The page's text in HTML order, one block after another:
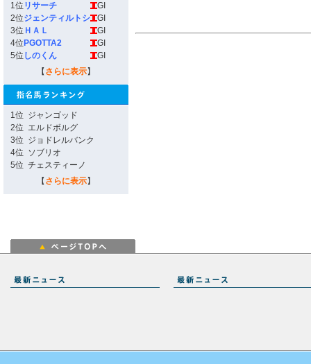
1位 リサーチ
GI
2位ジェンティルトシ
GI
3位 ＨＡＬ
GI
4位 PGOTTA2
GI
5位 しのくん
GI
【 さらに表示】
1位 ジャンゴッド
2位 エルドボルグ
3位 ジョドレルバンク
4位 ソブリオ
5位 チェスティーノ
【 さらに表示】